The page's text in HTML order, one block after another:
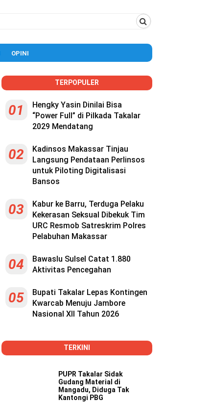
OPINI
TERPOPULER
01
Hengky Yasin Dinilai Bisa
“Power Full” di Pilkada Takalar
2029 Mendatang
02
Kadinsos Makassar Tinjau
Langsung Pendataan Perlinsos
untuk Piloting Digitalisasi
Bansos
03
Kabur ke Barru, Terduga Pelaku
Kekerasan Seksual Dibekuk Tim
URC Resmob Satreskrim Polres
Pelabuhan Makassar
04
Bawaslu Sulsel Catat 1.880
Aktivitas Pencegahan
05
Bupati Takalar Lepas Kontingen
Kwarcab Menuju Jambore
Nasional XII Tahun 2026
TERKINI
PUPR Takalar Sidak
Gudang Material di
Mangadu, Diduga Tak
Kantongi PBG